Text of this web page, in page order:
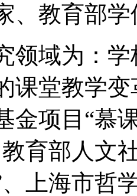
、教育部
域为：学
课堂教学
金项目“慕
育部人文
上海市哲